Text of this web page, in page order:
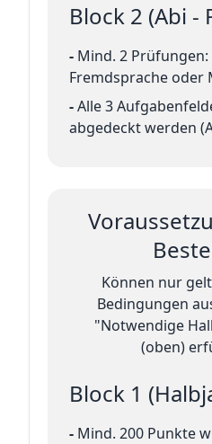
Block 2 (Abi -
- Mind. 2 Prüfungen:
Fremdsprache oder
-Alle 3
abgedeckt werden
Können nur
Bedingungen
"Notwendige
(oben)
Block 1
- Mind. 200 Punkte